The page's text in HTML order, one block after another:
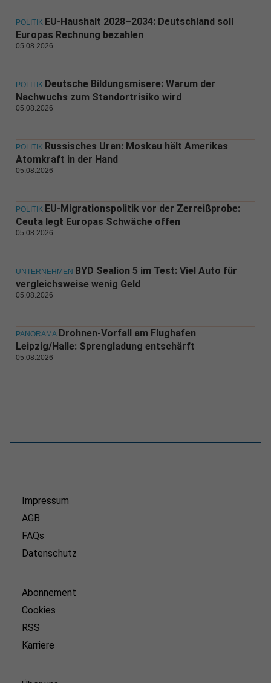
POLITIK EU-Haushalt 2028–2034: Deutschland soll
Europas Rechnung bezahlen
05.08.2026
POLITIK Deutsche Bildungsmisere: Warum der
Nachwuchs zum Standortrisiko wird
05.08.2026
POLITIK Russisches Uran: Moskau hält Amerikas
Atomkraft in der Hand
05.08.2026
POLITIK EU-Migrationspolitik vor der Zerreißprobe:
Ceuta legt Europas Schwäche offen
05.08.2026
UNTERNEHMEN BYD Sealion 5 im Test: Viel Auto für
vergleichsweise wenig Geld
05.08.2026
PANORAMA Drohnen-Vorfall am Flughafen
Leipzig/Halle: Sprengladung entschärft
05.08.2026
Impressum
AGB
FAQs
Datenschutz
Abonnement
Cookies
RSS
Karriere